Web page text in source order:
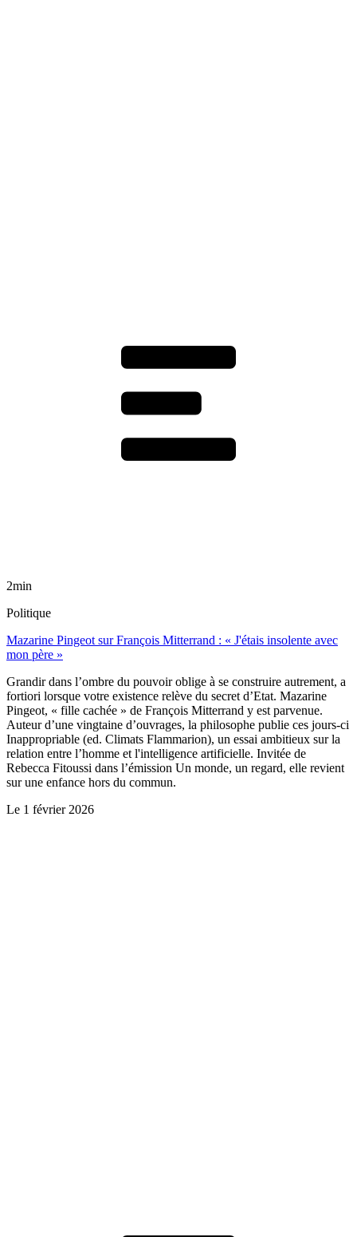
2min
Politique
Mazarine Pingeot sur François Mitterrand : « J'étais insolente avec
mon père »
Grandir dans l’ombre du pouvoir oblige à se construire autrement, a
fortiori lorsque votre existence relève du secret d’Etat. Mazarine
Pingeot, « fille cachée » de François Mitterrand y est parvenue.
Auteur d’une vingtaine d’ouvrages, la philosophe publie ces jours-ci
Inappropriable (ed. Climats Flammarion), un essai ambitieux sur la
relation entre l’homme et l'intelligence artificielle. Invitée de
Rebecca Fitoussi dans l’émission Un monde, un regard, elle revient
sur une enfance hors du commun.
Le 1 février 2026